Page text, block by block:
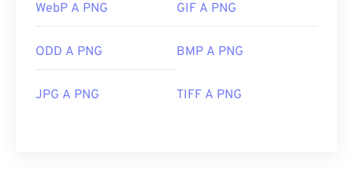
WebP A PNG GIF A PNG
ODD A PNG BMP A PNG
JPG A PNG TIFF A PNG